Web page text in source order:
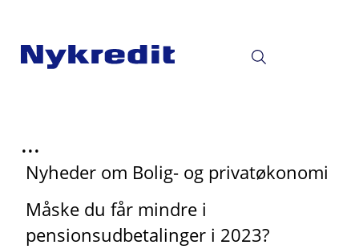
...
Nyheder om Bolig- og privatøkonomi
Måske du får mindre i
pensionsudbetalinger i 2023?